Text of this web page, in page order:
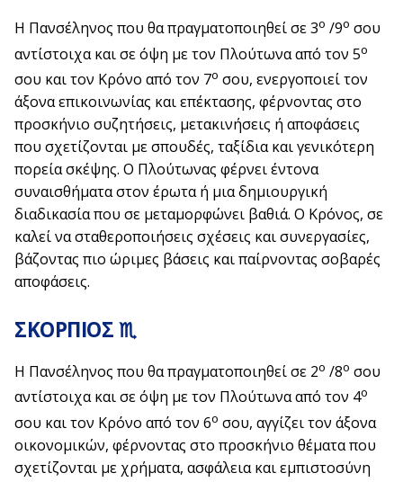
Η Πανσέληνος που θα πραγματοποιηθεί σε 3ο /9ο σου
αντίστοιχα και σε όψη με τον Πλούτωνα από τον 5ο
σου και τον Κρόνο από τον 7ο σου, ενεργοποιεί τον
άξονα επικοινωνίας και επέκτασης, φέρνοντας στο
προσκήνιο συζητήσεις, μετακινήσεις ή αποφάσεις
που σχετίζονται με σπουδές, ταξίδια και γενικότερη
πορεία σκέψης. Ο Πλούτωνας φέρνει έντονα
συναισθήματα στον έρωτα ή μια δημιουργική
διαδικασία που σε μεταμορφώνει βαθιά. Ο Κρόνος, σε
καλεί να σταθεροποιήσεις σχέσεις και συνεργασίες,
βάζοντας πιο ώριμες βάσεις και παίρνοντας σοβαρές
αποφάσεις.
ΣΚΟΡΠΙΟΣ ♏
Η Πανσέληνος που θα πραγματοποιηθεί σε 2ο /8ο σου
αντίστοιχα και σε όψη με τον Πλούτωνα από τον 4ο
σου και τον Κρόνο από τον 6ο σου, αγγίζει τον άξονα
οικονομικών, φέρνοντας στο προσκήνιο θέματα που
σχετίζονται με χρήματα, ασφάλεια και εμπιστοσύνη